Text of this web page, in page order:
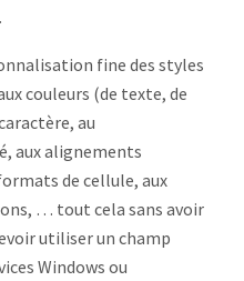
fine des styles
couleurs (de texte, de
au
aux alignements
de cellule, aux
… tout cela sans avoir
utiliser un champ
Windows ou